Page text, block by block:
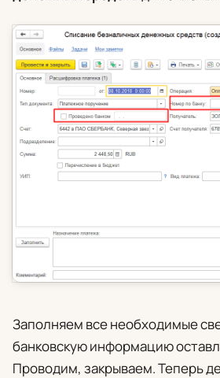
Заполняем все необходимые
банковскую информацию
Проводим, закрываем. Теперь